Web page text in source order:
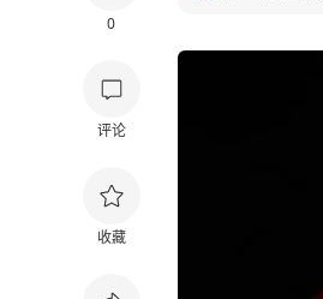
0
评论
收藏